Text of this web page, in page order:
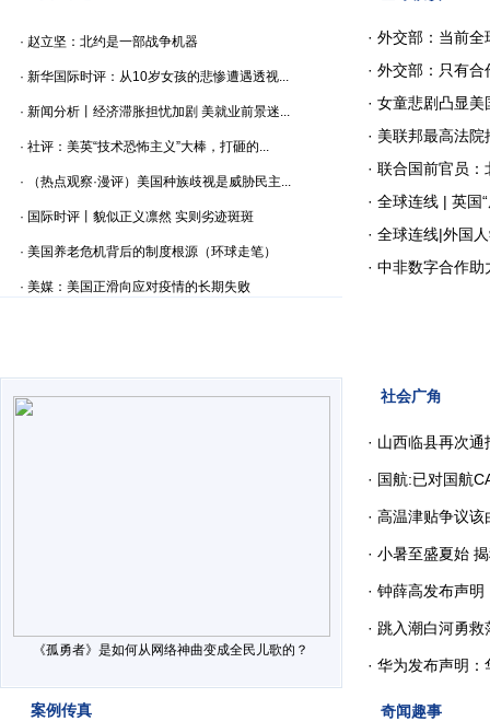
· 赵立坚：北约是一部战争机器
· 新华国际时评：从10岁女孩的悲惨遭遇透视...
· 新闻分析丨经济滞胀担忧加剧 美就业前景迷...
· 社评：美英“技术恐怖主义”大棒，打砸的...
· （热点观察·漫评）美国种族歧视是威胁民主...
· 国际时评丨貌似正义凛然 实则劣迹斑斑
· 美国养老危机背后的制度根源（环球走笔）
· 美媒：美国正滑向应对疫情的长期失败
· 外交部：当前全
· 外交部：只有合
· 女童悲剧凸显美
· 美联邦最高法
· 联合国前官员：
· 全球连线 | 英国
· 全球连线|外国
· 中非数字合作助
《孤勇者》是如何从网络神曲变成全民儿歌的？
案例传真
社会广角
· 山西临县再次通
· 国航:已对国航
· 高温津贴争议该
· 小暑至盛夏始 揭
· 钟薛高发布声明
· 跳入潮白河勇
· 华为发布声明：
奇闻趣事